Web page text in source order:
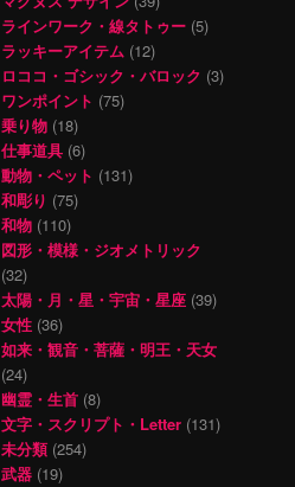
ラインワーク・線タトゥー (5)
ラッキーアイテム (12)
ロココ・ゴシック・バロック (3)
ワンポイント (75)
乗り物 (18)
仕事道具 (6)
動物・ペット (131)
和彫り (75)
和物 (110)
図形・模様・ジオメトリック
(32)
太陽・月・星・宇宙・星座 (39)
女性 (36)
如来・観音・菩薩・明王・天女
(24)
幽霊・生首 (8)
文字・スクリプト・Letter (131)
未分類(254)
武器 (19)